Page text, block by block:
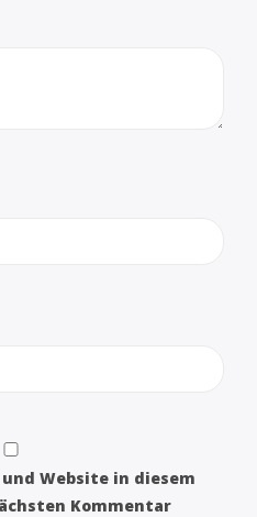
Website in diesem
Kommentar